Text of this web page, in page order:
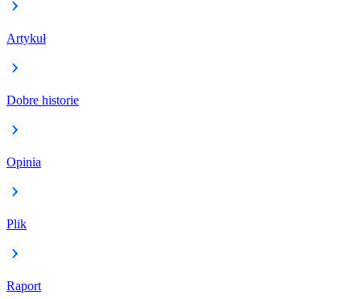
Artykuł
Dobre historie
Opinia
Plik
Raport